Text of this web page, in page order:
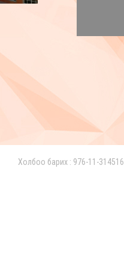
Холбоо барих : 976-11-314516